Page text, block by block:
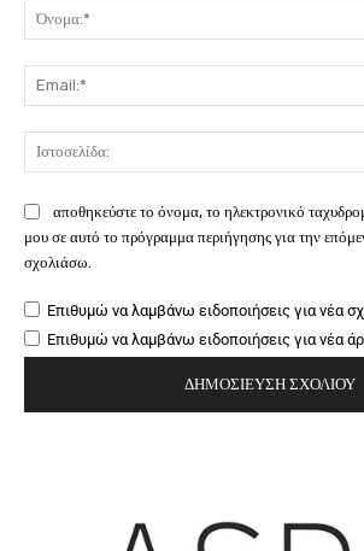
αποθηκεύστε το όνομα, το ηλεκτρονικό
μου σε αυτό το πρόγραμμα περιήγησης για την
σχολιάσω.
Επιθυμώ να λαμβάνω ειδοποιήσεις για νέα
Επιθυμώ να λαμβάνω ειδοποιήσεις για νέα